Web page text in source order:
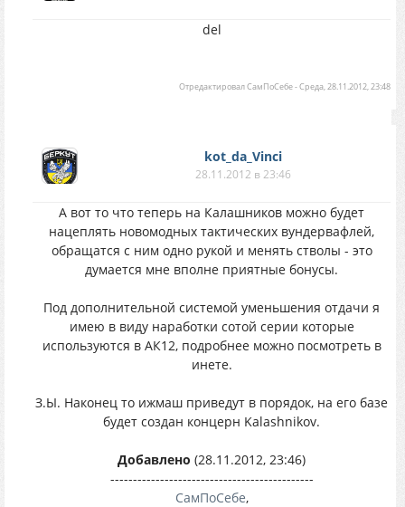
del
ОтредактировалСамПоСебе-Среда, 28.11.2012, 23:48
kot_da_Vinci
28.11.2012 в 23:46
А вот то что теперь на Калашников можно будет
нацеплять новомодных тактических вундервафлей,
обращатся с ним одно рукой и менять стволы - это
думается мне вполне приятные бонусы.
Под дополнительной системой уменьшения отдачи я
имею в виду наработки сотой серии которые
используются в АК12, подробнее можно посмотреть в
инете.
З.Ы. Наконец то ижмаш приведут в порядок, на его базе
будет создан концерн Kalashnikov.
Добавлено (28.11.2012, 23:46)
---------------------------------------------
СамПоСебе,